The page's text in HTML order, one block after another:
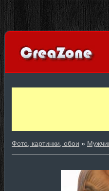
Фото, картинки, обои »